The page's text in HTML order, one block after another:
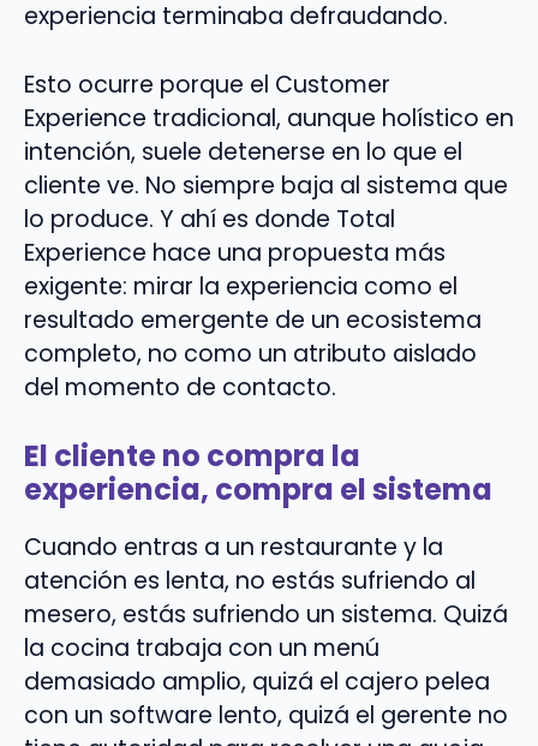
experiencia terminaba defraudando.
Esto ocurre porque el Customer
Experience tradicional, aunque holístico en
intención, suele detenerse en lo que el
cliente ve. No siempre baja al sistema que
lo produce. Y ahí es donde Total
Experience hace una propuesta más
exigente: mirar la experiencia como el
resultado emergente de un ecosistema
completo, no como un atributo aislado
del momento de contacto.
El cliente no compra la
experiencia, compra el sistema
Cuando entras a un restaurante y la
atención es lenta, no estás sufriendo al
mesero, estás sufriendo un sistema. Quizá
la cocina trabaja con un menú
demasiado amplio, quizá el cajero pelea
con un software lento, quizá el gerente no